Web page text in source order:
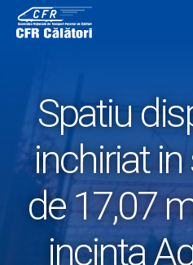
content
Spatiu
inchiriat
de 17,07
incinta